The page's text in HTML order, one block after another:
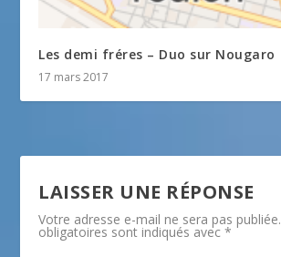
Les demi fréres – Duo sur Nougaro
17 mars 2017
LAISSER UNE RÉPONSE
Votre adresse e-mail ne sera pas publiée.
obligatoires sont indiqués avec*